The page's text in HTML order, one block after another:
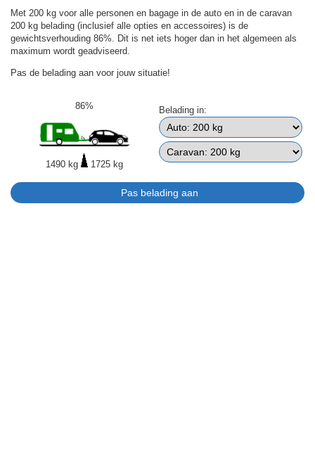
Met 200 kg voor alle personen en bagage in de auto en in de caravan
200 kg belading (inclusief alle opties en accessoires) is de
gewichtsverhouding 86%. Dit is net iets hoger dan in het algemeen als
maximum wordt geadviseerd.
Pas de belading aan voor jouw situatie!
86%
1490 kg 1725 kg
Belading in: